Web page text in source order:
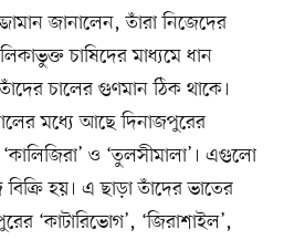
জানালেন, তাঁরা নিজেদের
চাষিদের মাধ্যমে ধান
চালের গুণমান ঠিক থাকে।
মধ্যে আছে দিনাজপুরের
ও ‘তুলসীমালা’। এগুলো
হয়। এ ছাড়া তাঁদের ভাতের
‘কাটারিভোগ’, ‘জিরাশাইল’,